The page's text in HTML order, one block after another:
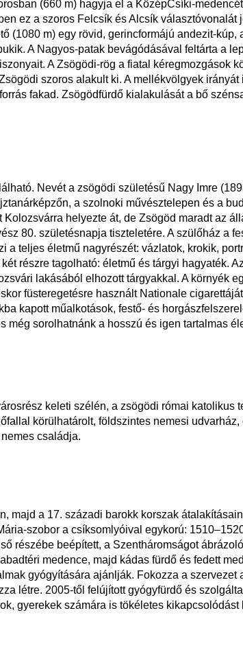
(660 m) hagyja el a KözépCsíki-
ez a szoros Felcsík és Alcsík választóvonalát
(1080 m) egy rövid, gerincformájú andezit-
A Nagyos-patak bevágódásával feltárta a
A Zsögödi-rög a fiatal kéregmozgások
szoros alakult ki. A mellékvölgyek
fakad. Zsögödfürdő kialakulását a bő
Nevét a zsögödi születésű Nagy Imre
a szolnoki művésztelepen és a
helyezte át, de Zsögöd maradt az
80. születésnapja tiszteletére. A szülőház a
teljes életmű nagyrészét: vázlatok, krokik,
részre tagolható: életmű és tárgyi hagyaték.
lakásából elhozott tárgyakkal. A környék
füsteregetésre használt Nationale
kapott műalkotások, festő- és
sorolhatnánk a hosszú és igen tartalmas
keleti szélén, a zsögödi római katolikus
körülhatárolt, földszintes nemesi
családja.
majd a 17. századi barokk korszak
szobor a csíksomlyóival egykorú:
részébe beépített, a Szentháromságot
medence, majd kádas fürdő és fedett
gyógyítására ajánlják. Fokozza a
létre. 2005-től felújított gyógyfürdő és
gyerekek számára is tökéletes